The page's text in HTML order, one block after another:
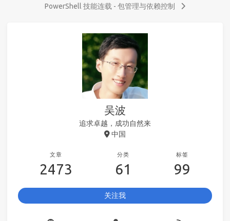
PowerShell 技能连载 - 包管理与依赖控制
吴波
追求卓越，成功自然来
中国
文章
2473
分类
61
标签
99
关注我